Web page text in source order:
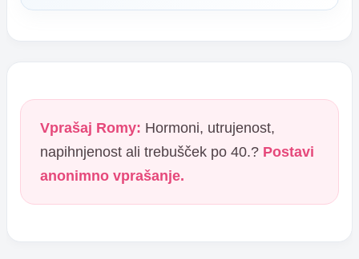
Vprašaj Romy: Hormoni, utrujenost,
napihnjenost ali trebušček po 40.? Postavi
anonimno vprašanje.